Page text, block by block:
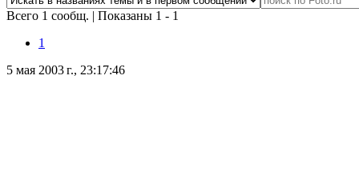
Всего 1 сообщ. | Показаны 1 - 1
1
5 мая 2003 г., 23:17:46